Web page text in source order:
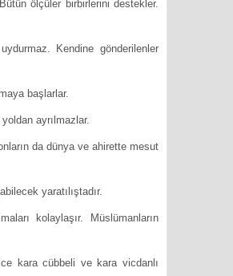
ölçüler birbirlerini destekler.
Kendine gönderilenler
başlarlar.
ayrılmazlar.
da dünya ve ahirette mesut
yaratılıştadır.
kolaylaşır. Müslümanların
kara cübbeli ve kara vicdanlı